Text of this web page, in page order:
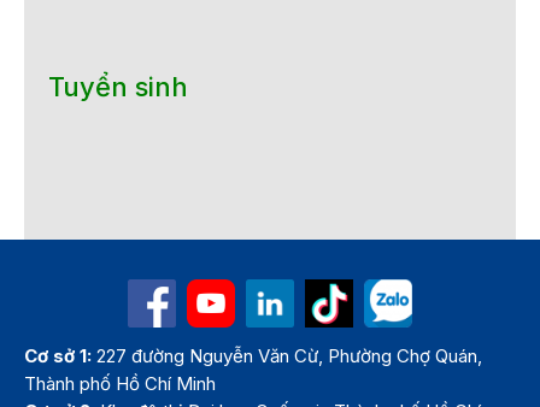
Tuyển sinh
Cơ sở 1: 227 đường Nguyễn Văn Cừ, Phường Chợ Quán,
Thành phố Hồ Chí Minh